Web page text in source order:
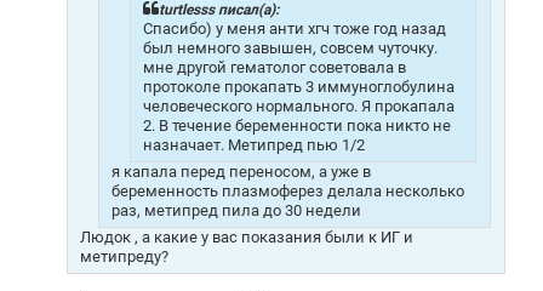
turtlesss писал(а):
Спасибо) у меня анти хгч тоже год назад
был немного завышен, совсем чуточку.
мне другой гематолог советовала в
протоколе прокапать 3 иммуноглобулина
человеческого нормального. Я прокапала
2. В течение беременности пока никто не
назначает. Метипред пью 1/2
я капала перед переносом, а уже в
беременность плазмоферез делала несколько
раз, метипред пила до 30 недели
Людок , а какие у вас показания были к ИГ и
метипреду?